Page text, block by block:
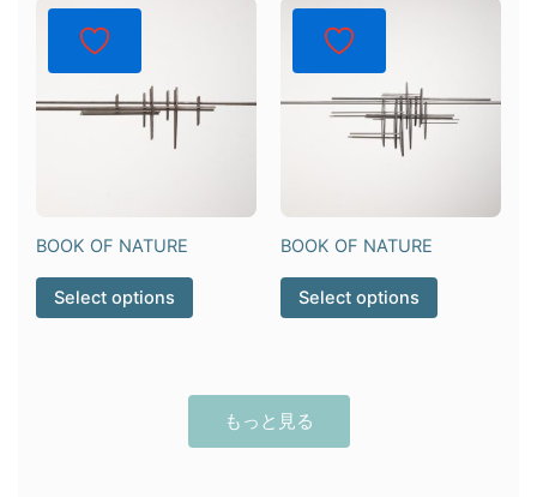
BOOK OF NATURE
Select options
BOOK OF NATURE
Select options
もっと見る